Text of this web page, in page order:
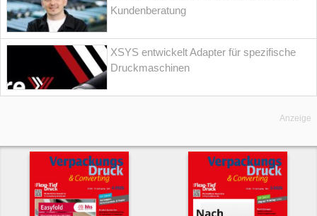
Kundenberatung
XSYS entwickelt Adapter für spezifische
Druckmaschinen
Anzeige